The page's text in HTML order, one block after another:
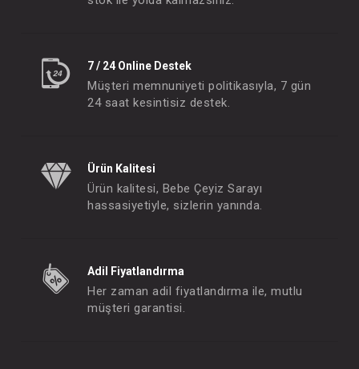
7 / 24 Online Destek
Müşteri memnuniyeti politikasıyla, 7 gün
24 saat kesintisiz destek.
Ürün Kalitesi
Ürün kalitesi, Bebe Çeyiz Sarayı
hassasiyetiyle, sizlerin yanında.
Adil Fiyatlandırma
Her zaman adil fiyatlandırma ile, mutlu
müşteri garantisi.